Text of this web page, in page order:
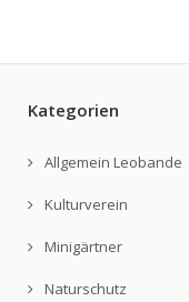
Kategorien
Allgemein Leobande
Kulturverein
Minigärtner
Naturschutz